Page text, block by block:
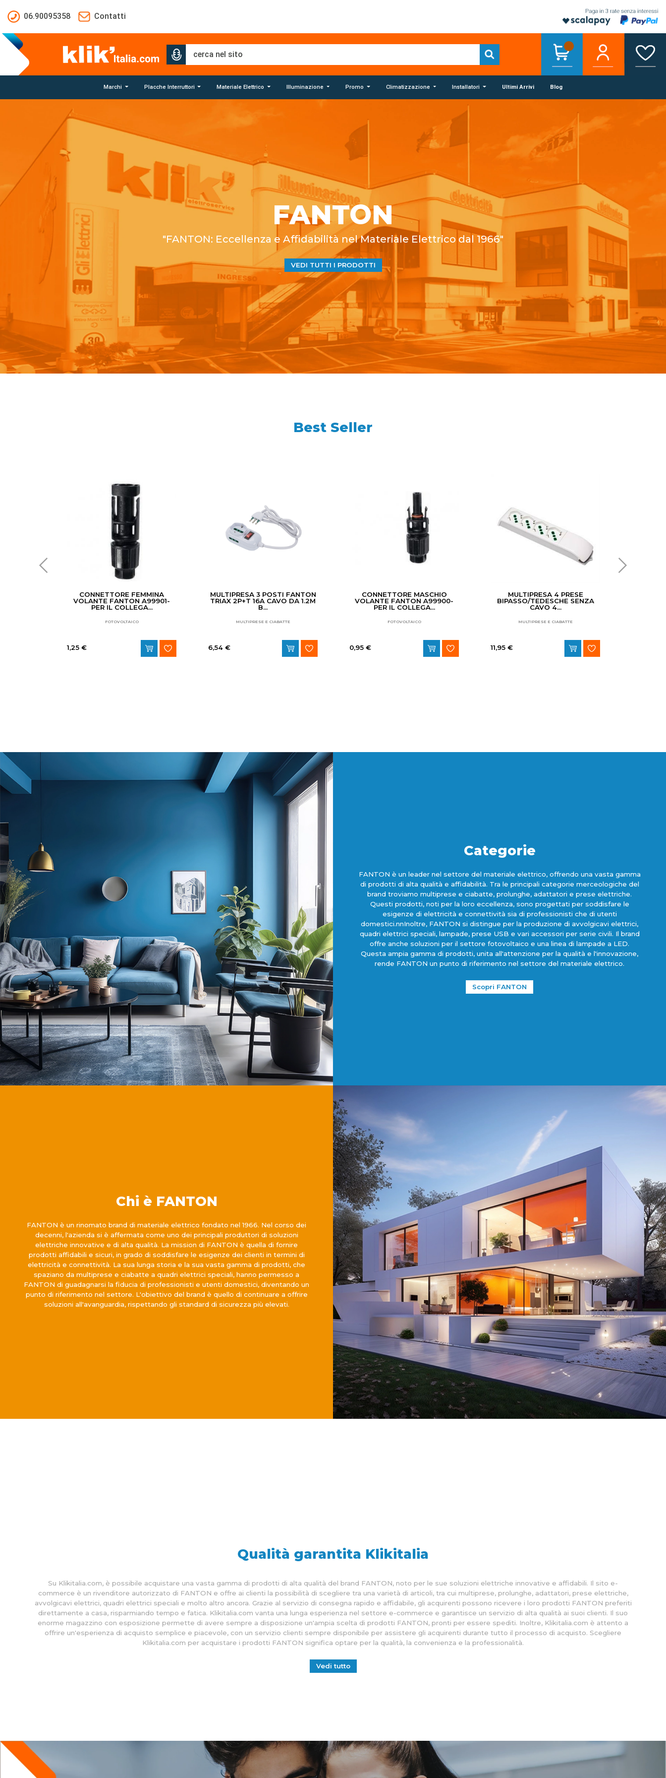
06.90095358
Contatti
Marchi Placche Interruttori Materiale Elettrico Illuminazione Promo Climatizzazione Installatori Ultimi Arrivi Blog
FANTON
"FANTON: Eccellenza e Affidabilità nel Materiale Elettrico dal 1966"
VEDI TUTTI I PRODOTTI
Best Seller
CONNETTORE FEMMINA
VOLANTE FANTON A99901-
PER IL COLLEGA...
FOTOVOLTAICO
1,25 €
MULTIPRESA 3 POSTI FANTON
TRIAX 2P+T 16A CAVO DA 1.2M
B...
MULTIPRESE E CIABATTE
6,54 €
CONNETTORE MASCHIO
VOLANTE FANTON A99900-
PER IL COLLEGA...
FOTOVOLTAICO
0,95 €
MULTIPRESA 4 PRESE
BIPASSO/TEDESCHE SENZA
CAVO 4...
MULTIPRESE E CIABATTE
11,95 €
Categorie
FANTON è un leader nel settore del materiale elettrico, offrendo una vasta gamma
di prodotti di alta qualità e affidabilità. Tra le principali categorie merceologiche del
brand troviamo multiprese e ciabatte, prolunghe, adattatori e prese elettriche.
Questi prodotti, noti per la loro eccellenza, sono progettati per soddisfare le
esigenze di elettricità e connettività sia di professionisti che di utenti
domestici.nnInoltre, FANTON si distingue per la produzione di avvolgicavi elettrici,
quadri elettrici speciali, lampade, prese USB e vari accessori per serie civili. Il brand
offre anche soluzioni per il settore fotovoltaico e una linea di lampade a LED.
Questa ampia gamma di prodotti, unita all'attenzione per la qualità e l'innovazione,
rende FANTON un punto di riferimento nel settore del materiale elettrico.
Scopri FANTON
Chi è FANTON
FANTON è un rinomato brand di materiale elettrico fondato nel 1966. Nel corso dei
decenni, l'azienda si è affermata come uno dei principali produttori di soluzioni
elettriche innovative e di alta qualità. La mission di FANTON è quella di fornire
prodotti affidabili e sicuri, in grado di soddisfare le esigenze dei clienti in termini di
elettricità e connettività. La sua lunga storia e la sua vasta gamma di prodotti, che
spaziano da multiprese e ciabatte a quadri elettrici speciali, hanno permesso a
FANTON di guadagnarsi la fiducia di professionisti e utenti domestici, diventando un
punto di riferimento nel settore. L'obiettivo del brand è quello di continuare a offrire
soluzioni all'avanguardia, rispettando gli standard di sicurezza più elevati.
Qualità garantita Klikitalia
Su Klikitalia.com, è possibile acquistare una vasta gamma di prodotti di alta qualità del brand FANTON, noto per le sue soluzioni elettriche innovative e affidabili. Il sito e-
commerce è un rivenditore autorizzato di FANTON e offre ai clienti la possibilità di scegliere tra una varietà di articoli, tra cui multiprese, prolunghe, adattatori, prese elettriche,
avvolgicavi elettrici, quadri elettrici speciali e molto altro ancora. Grazie al servizio di consegna rapido e affidabile, gli acquirenti possono ricevere i loro prodotti FANTON preferiti
direttamente a casa, risparmiando tempo e fatica. Klikitalia.com vanta una lunga esperienza nel settore e-commerce e garantisce un servizio di alta qualità ai suoi clienti. Il suo
enorme magazzino con esposizione permette di avere sempre a disposizione un'ampia scelta di prodotti FANTON, pronti per essere spediti. Inoltre, Klikitalia.com è attento a
offrire un'esperienza di acquisto semplice e piacevole, con un servizio clienti sempre disponibile per assistere gli acquirenti durante tutto il processo di acquisto. Scegliere
Klikitalia.com per acquistare i prodotti FANTON significa optare per la qualità, la convenienza e la professionalità.
Vedi tutto